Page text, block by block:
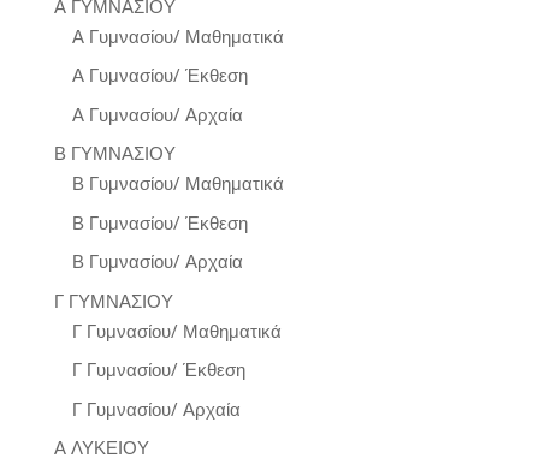
Α ΓΥΜΝΑΣΙΟΥ
Α Γυμνασίου/ Μαθηματικά
Α Γυμνασίου/ Έκθεση
Α Γυμνασίου/ Αρχαία
Β ΓΥΜΝΑΣΙΟΥ
Β Γυμνασίου/ Μαθηματικά
Β Γυμνασίου/ Έκθεση
Β Γυμνασίου/ Αρχαία
Γ ΓΥΜΝΑΣΙΟΥ
Γ Γυμνασίου/ Μαθηματικά
Γ Γυμνασίου/ Έκθεση
Γ Γυμνασίου/ Αρχαία
Α ΛΥΚΕΙΟΥ